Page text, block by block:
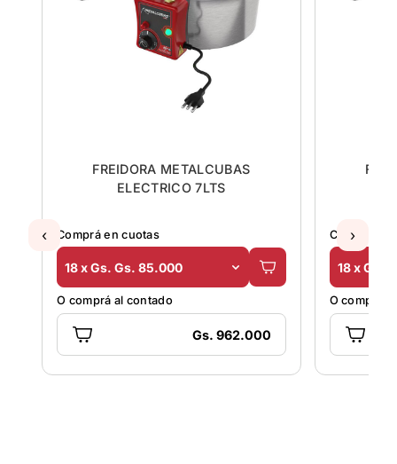
FREIDORA METALCUBAS
ELECTRICO 7LTS
Comprá en cuotas
18 x Gs. Gs. 85.000
O comprá al contado
Gs. 962.000
Comprá en
18 x Gs.
O comprá
‹ ›